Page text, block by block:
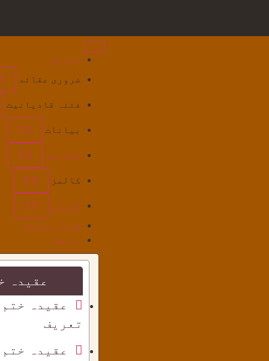
سرورق
ضروری عقائد
فتنہ قادیانیت
بیانات
کتابیں
کالمز
کورسز
شبان تعارف
رابطہ
عقیدہ
عقیدہ
تعریف
عقیدہ